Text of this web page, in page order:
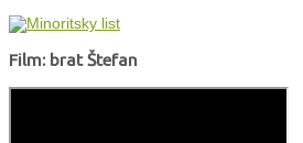
Film: brat Štefan